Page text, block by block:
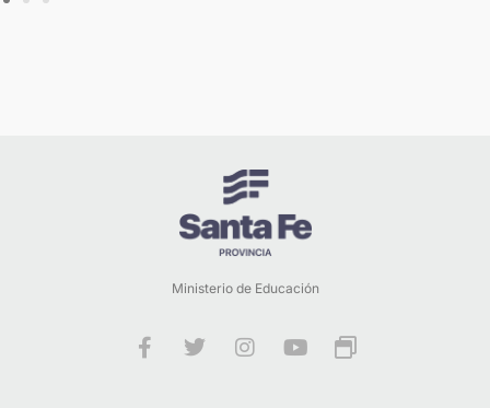
Ministerio de Educación